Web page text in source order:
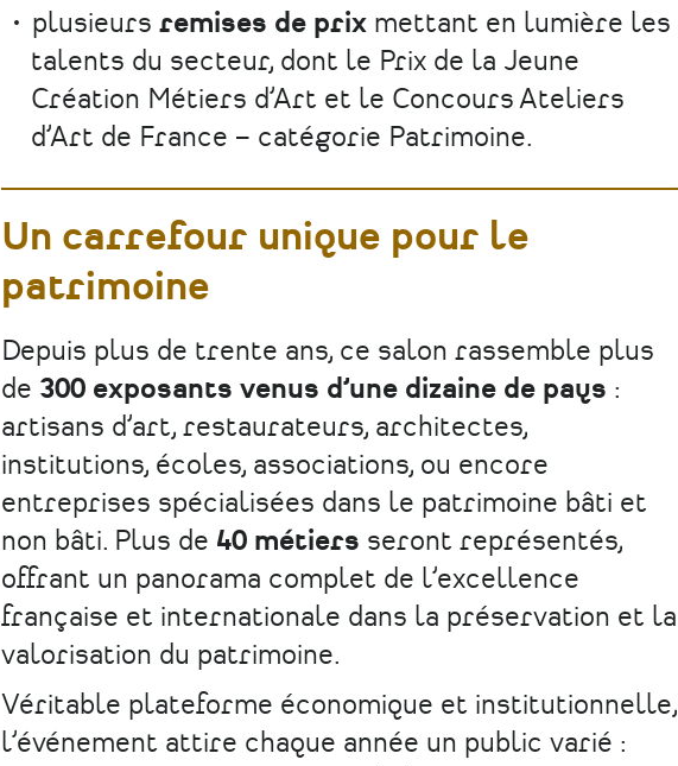
plusieurs remises de prixmettant en lumière les
talents du secteur, dont le Prix de la Jeune
Création Métiers d’Art et le Concours Ateliers
d’Art de France – catégorie Patrimoine.
Un carrefour unique pour le
patrimoine
Depuis plus de trente ans, ce salon rassemble plus
de 300 exposants venus d’une dizaine de pays :
artisans d’art, restaurateurs, architectes,
institutions, écoles, associations, ou encore
entreprises spécialisées dans le patrimoine bâti et
non bâti. Plus de 40 métiers seront représentés,
offrant un panorama complet de l’excellence
française et internationale dans la préservation et la
valorisation du patrimoine.
Véritable plateforme économique et institutionnelle,
l’événement attire chaque année un public varié :